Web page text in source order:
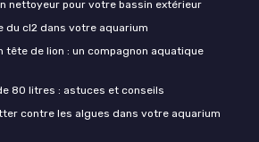
nettoyeur pour votre bassin extérieur
du cl2 dans votre aquarium
tête de lion : un compagnon aquatique
80 litres : astuces et conseils
contre les algues dans votre aquarium